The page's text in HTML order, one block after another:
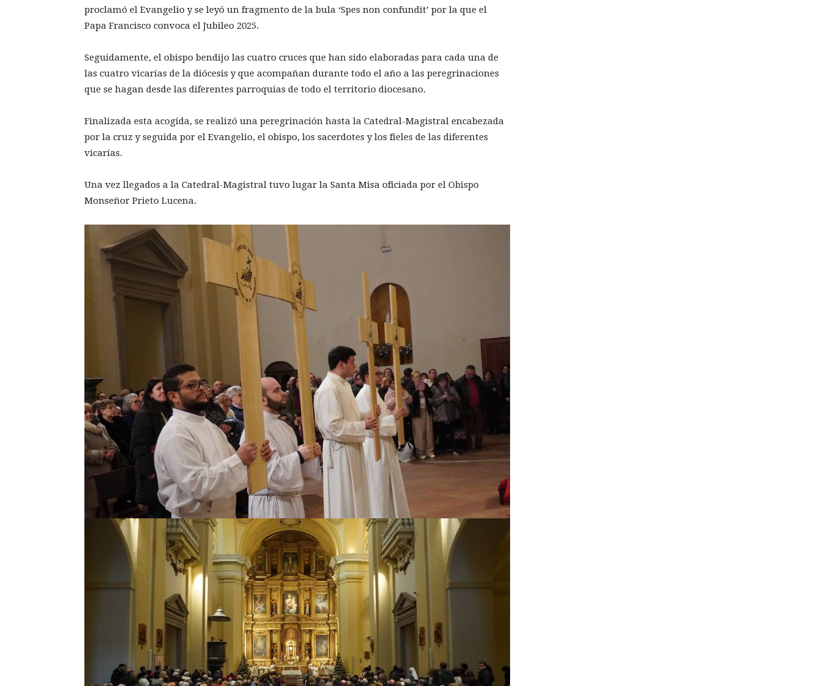
proclamó el Evangelio y se leyó un fragmento de la bula ‘Spes non confundit’ por la que el
Papa Francisco convoca el Jubileo 2025.
Seguidamente, el obispo bendijo las cuatro cruces que han sido elaboradas para cada una de
las cuatro vicarías de la diócesis y que acompañan durante todo el año a las peregrinaciones
que se hagan desde las diferentes parroquias de todo el territorio diocesano.
Finalizada esta acogida, se realizó una peregrinación hasta la Catedral-Magistral encabezada
por la cruz y seguida por el Evangelio, el obispo, los sacerdotes y los fieles de las diferentes
vicarías.
Una vez llegados a la Catedral-Magistral tuvo lugar la Santa Misa oficiada por el Obispo
Monseñor Prieto Lucena.